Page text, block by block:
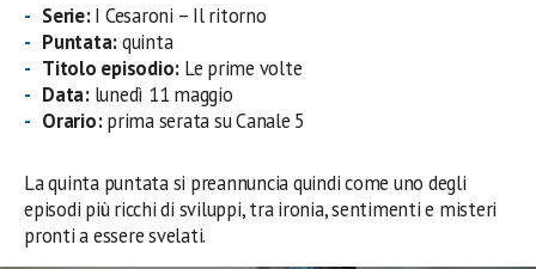
Serie:I Cesaroni – Il ritorno
Puntata:quinta
Titolo episodio: Le prime volte
Data:lunedì 11 maggio
Orario:prima serata su Canale 5
La quinta puntata si preannuncia quindi come uno degli
episodi più ricchi di sviluppi, tra ironia, sentimenti e misteri
pronti a essere svelati.